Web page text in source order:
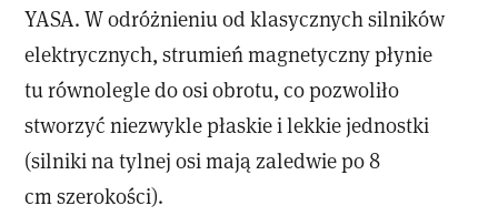
YASA. W odróżnieniu od klasycznych silników
elektrycznych, strumień magnetyczny płynie
tu równolegle do osi obrotu, co pozwoliło
stworzyć niezwykle płaskie i lekkie jednostki
(silniki na tylnej osi mają zaledwie po 8
cm szerokości).